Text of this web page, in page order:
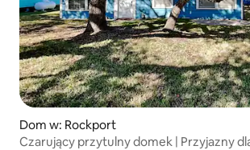
Dom w: Rockport
Czarujący przytulny domek | Przyjazny